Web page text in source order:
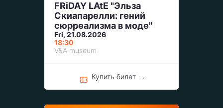
FRiDAY LAtE "Эльза
Скиапарелли: гений
сюрреализма в моде"
Fri, 21.08.2026
18:30
V&A museum
Купить билет